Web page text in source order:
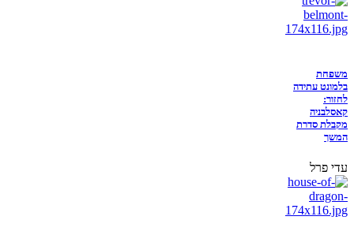
משפחת
בלמונט עתידה
לחזור:
קאסלבניה
מקבלת סדרת
המשך
עדי פרל